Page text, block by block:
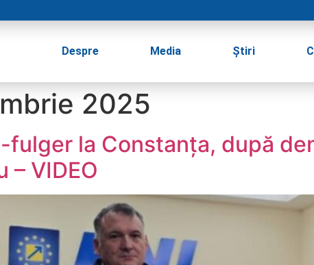
Despre Media Știri
2025
fulger la Constanța, după
– VIDEO